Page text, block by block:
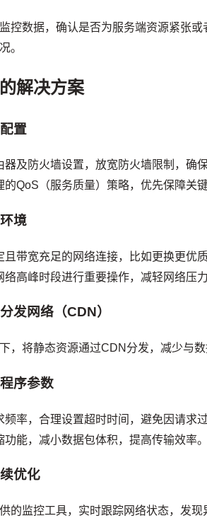
控数据，确认是否为服务端资源紧张
。
解决方案
置
器及防火墙设置，放宽防火墙限制，确
的QoS（服务质量）策略，优先保障关
境
且带宽充足的网络连接，比如更换更优
络高峰时段进行重要操作，减轻网络压力
发网络（CDN）
，将静态资源通过CDN分发，减少与
序参数
频率，合理设置超时时间，避免因请求
功能，减小数据包体积，提高传输效率。
优化
的监控工具，实时跟踪网络状态，发